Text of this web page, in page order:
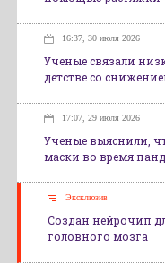
16:37, 30 июля 2026
Ученые связали
детстве со
17:07, 29 июля 2026
Ученые выяснили,
маски во время
Эксклюзив
Создан нейрочип
головного мозга